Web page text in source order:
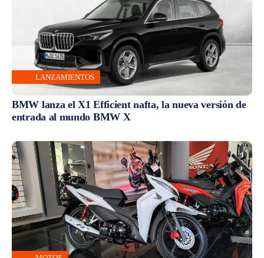
LANZAMIENTOS
BMW lanza el X1 Efficient nafta, la nueva versión de
entrada al mundo BMW X